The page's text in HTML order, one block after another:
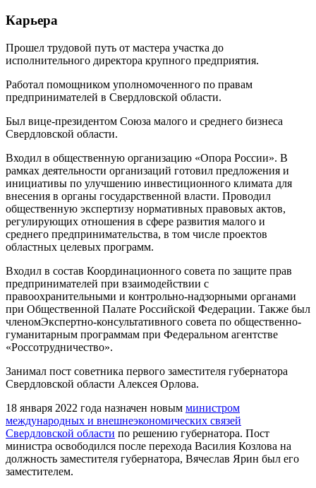
Карьера
Прошел трудовой путь от мастера участка до
исполнительного директора крупного предприятия.
Работал помощником уполномоченного по правам
предпринимателей в Свердловской области.
Был вице-президентом Союза малого и среднего бизнеса
Свердловской области.
Входил в общественную организацию «Опора России». В
рамках деятельности организаций готовил предложения и
инициативы по улучшению инвестиционного климата для
внесения в органы государственной власти. Проводил
общественную экспертизу нормативных правовых актов,
регулирующих отношения в сфере развития малого и
среднего предпринимательства, в том числе проектов
областных целевых программ.
Входил в состав Координационного совета по защите прав
предпринимателей при взаимодействии с
правоохранительными и контрольно-надзорными органами
при Общественной Палате Российской Федерации. Также был
членомЭкспертно-консультативного совета по общественно-
гуманитарным программам при Федеральном агентстве
«Россотрудничество».
Занимал пост советника первого заместителя губернатора
Свердловской области Алексея Орлова.
18 января 2022 года назначен новым министром
международных и внешнеэкономических связей
Свердловской области по решению губернатора. Пост
министра освободился после перехода Василия Козлова на
должность заместителя губернатора, Вячеслав Ярин был его
заместителем.